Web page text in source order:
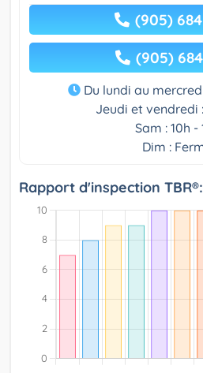
(905)
(905)
Du lundi au
Jeudi et vendredi
Sam : 10h -
Dim :
Rapport d'inspection TBR®: